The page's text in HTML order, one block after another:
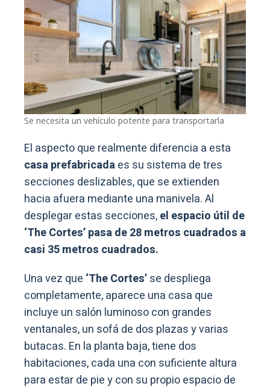
Se necesita un vehículo potente para transportarla
El aspecto que realmente diferencia a esta
casa prefabricadaes su sistema de tres
secciones deslizables, que se extienden
hacia afuera mediante una manivela. Al
desplegar estas secciones,el espacio útil de
‘The Cortes’ pasa de 28 metros cuadrados a
casi 35 metros cuadrados.
Una vez que ‘The Cortes’se despliega
completamente, aparece una casa que
incluye un salón luminoso con grandes
ventanales, un sofá de dos plazas y varias
butacas. En la planta baja, tiene dos
habitaciones, cada una con suficiente altura
para estar de pie y con su propio espacio de